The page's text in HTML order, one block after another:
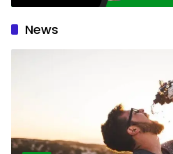
News